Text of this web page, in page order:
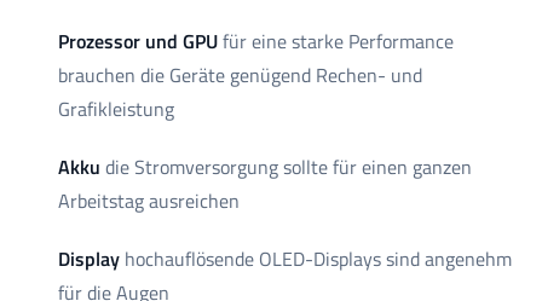
Prozessor und GPUfür eine starke Performance
brauchen die Geräte genügend Rechen- und
Grafikleistung
Akku die Stromversorgung sollte für einen ganzen
Arbeitstag ausreichen
Display hochauflösende OLED-Displays sind angenehm
für die Augen